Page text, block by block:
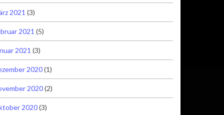
2021 (3)
2021 (5)
2021 (3)
2020(1)
2020(2)
2020(3)